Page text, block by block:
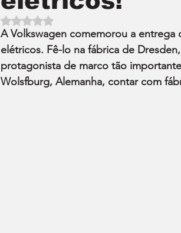
Avaliado com NaN de 5 estrelas.
A Volkswagen comemorou a
elétricos. Fê-lo na fábrica de
protagonista de marco tão
Wolsfburg, Alemanha, contar com